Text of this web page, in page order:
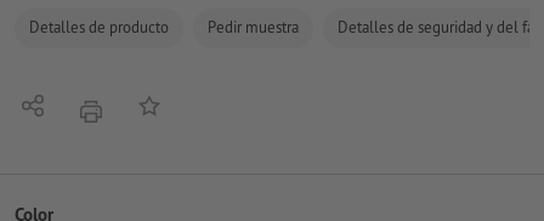
Detalles de producto Pedir muestra Detalles de seguridad y del
CompartirimprimirAñadir a lista de favoritos
Color